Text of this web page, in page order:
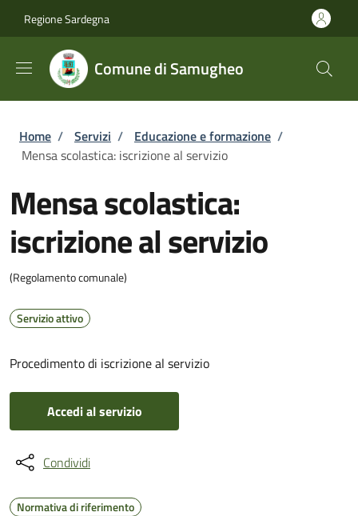
Regione Sardegna
Comune di Samugheo
Briciole di pane
Home / Servizi / Educazione e formazione /
Mensa scolastica: iscrizione al servizio
Mensa scolastica:
iscrizione al servizio
(Regolamento comunale)
Servizio attivo
Procedimento di iscrizione al servizio
Accedi al servizio
Condividi
Normativa di riferimento